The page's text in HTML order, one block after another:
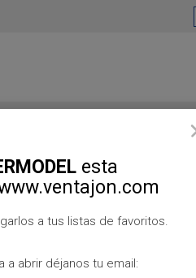
esta
a tus listas de favoritos.
a abrir déjanos tu email: